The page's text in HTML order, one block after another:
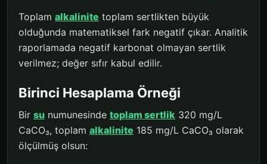
Toplam alkalinite toplam sertlikten büyük
olduğunda matematiksel fark negatif çıkar. Analitik
raporlamada negatif karbonat olmayan sertlik
verilmez; değer sıfır kabul edilir.
Birinci Hesaplama Örneği
Bir su numunesinde toplam sertlik 320 mg/L
CaCO₃, toplam alkalinite 185 mg/L CaCO₃ olarak
ölçülmüş olsun: